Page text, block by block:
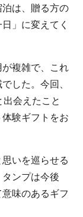
は、贈る方の
」に変えてく
複雑で、これ
した。今回、
会えたこと
験ギフトをお
いを巡らせる
ンプは今後
味のあるギフ